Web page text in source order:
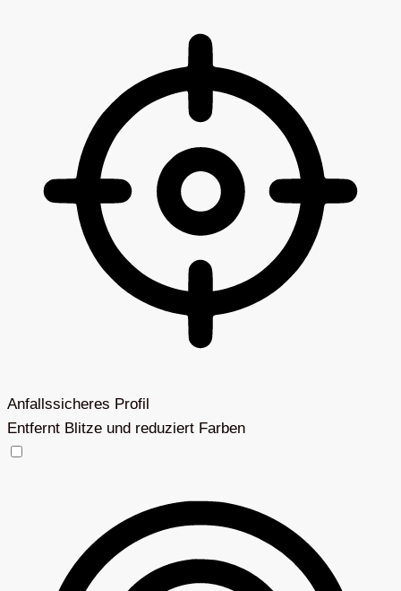
Anfallssicheres Profil
Entfernt Blitze und reduziert Farben